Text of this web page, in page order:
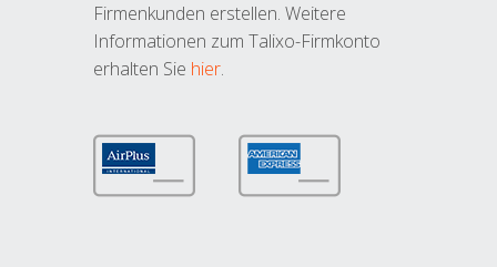
Firmenkunden erstellen. Weitere
Informationen zum Talixo-Firmkonto
erhalten Sie hier.